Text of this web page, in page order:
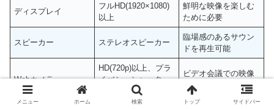
ディスプレイ
フルHD(1920×1080)
以上
鮮明な映像を楽しむ
ために必要
スピーカー ステレオスピーカー
臨場感のあるサウン
ドを再生可能
Webカメラ
HD(720p)以上、プラ
イバシーシャッター
ビデオ会議での映像
品質を確保
メニュー ホーム 検索 トップ サイドバー